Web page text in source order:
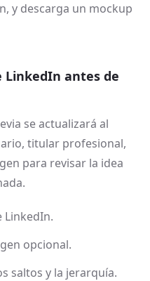
y descarga un mockup
LinkedIn antes de
se actualizará al
titular profesional,
para revisar la idea
LinkedIn.
opcional.
saltos y la jerarquía.